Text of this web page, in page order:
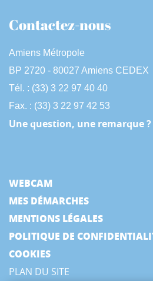
Contactez-nous
Amiens Métropole
BP 2720 - 80027 Amiens CEDEX
Tél. : (33) 3 22 97 40 40
Fax. : (33) 3 22 97 42 53
Une question, une remarque
WEBCAM
MES DÉMARCHES
MENTIONS LÉGALES
POLITIQUE DE
COOKIES
PLAN DU SITE